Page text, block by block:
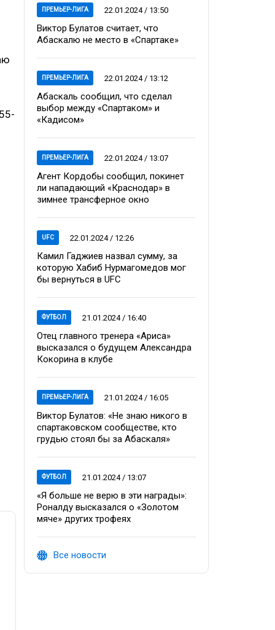
ПРЕМЬЕР-ЛИГА 22.01.2024 / 13:50
Виктор Булатов считает, что
Абаскалю не место в «Спартаке»
ПРЕМЬЕР-ЛИГА 22.01.2024 / 13:12
Абаскаль сообщил, что сделал
выбор между «Спартаком» и
«Кадисом»
ПРЕМЬЕР-ЛИГА 22.01.2024 / 13:07
Агент Кордобы сообщил, покинет
ли нападающий «Краснодар» в
зимнее трансферное окно
UFC 22.01.2024 / 12:26
Камил Гаджиев назвал сумму, за
которую Хабиб Нурмагомедов мог
бы вернуться в UFC
ФУТБОЛ 21.01.2024 / 16:40
Отец главного тренера «Ариса»
высказался о будущем Александра
Кокорина в клубе
ПРЕМЬЕР-ЛИГА 21.01.2024 / 16:05
Виктор Булатов: «Не знаю никого в
спартаковском сообществе, кто
грудью стоял бы за Абаскаля»
ФУТБОЛ 21.01.2024 / 13:07
«Я больше не верю в эти награды»:
Роналду высказался о «Золотом
мяче» других трофеях
Все новости